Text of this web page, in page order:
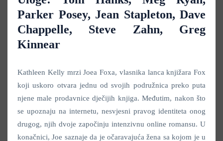
Parker Posey, Jean Stapleton, Dave
Chappelle, Steve Zahn, Greg
Kinnear
Kathleen Kelly mrzi Joea Foxa, vlasnika lanca knjižara Fox
koji uskoro otvara jednu od svojih podružnica preko puta
njene male prodavnice dječijih knjiga. Međutim, nakon što
se upoznaju na internetu, nesvjesni pravog identiteta onog
drugog, njih dvoje započinju intenzivnu online romansu. U
konačnici, Joe saznaje da je očaravajuća žena sa kojom je u